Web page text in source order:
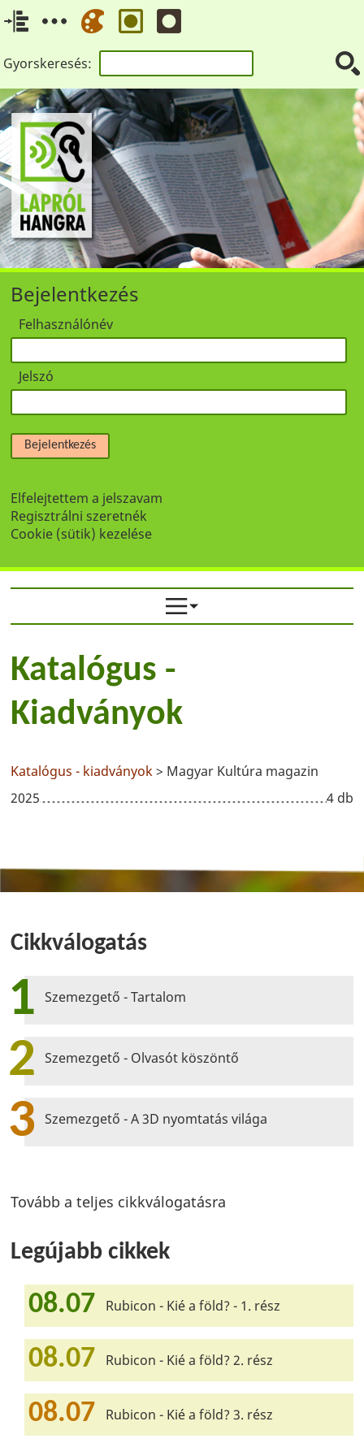
Gyorskeresés:
Bejelentkezés
Felhasználónév
Jelszó
Bejelentkezés
Elfelejtettem a jelszavam
Regisztrálni szeretnék
Cookie (sütik) kezelése
Katalógus -
Kiadványok
Katalógus - kiadványok> Magyar Kultúra magazin
2025
4 db
Cikkválogatás
1 Szemezgető - Tartalom
2 Szemezgető - Olvasót köszöntő
3 Szemezgető - A 3D nyomtatás világa
Tovább a teljes cikkválogatásra
Legújabb cikkek
08.07 Rubicon - Kié a föld? - 1. rész
08.07 Rubicon - Kié a föld? 2. rész
08.07 Rubicon - Kié a föld? 3. rész